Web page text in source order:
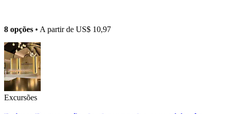
8 opções • A partir de US$ 10,97
Excursões